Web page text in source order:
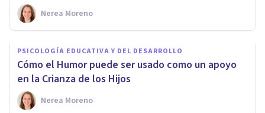
Nerea Moreno
PSICOLOGÍA EDUCATIVA Y DEL DESARROLLO
Cómo el Humor puede ser usado como un apoyo
en la Crianza de los Hijos
Nerea Moreno
PSICOLOGÍA EDUCATIVA Y DEL DESARROLLO
La falta de implicación
paternal en la infancia causa
falta de interés en las
relaciones de pareja
Nerea Moreno